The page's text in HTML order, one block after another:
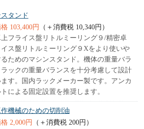
タンド
103,400円
（＋消費税 10,340円）
フライス盤リトルミーリング９/精密卓
ス盤リトルミーリング９Xをより使いや
ためのマシンスタンド。機体の重量バラ
ラックの重量バランスを十分考慮して設計
ます。国内ラックメーカー製です。アンカ
による固定設置を推奨します。
機械のための切削油
2,000円
（＋消費税 200円）